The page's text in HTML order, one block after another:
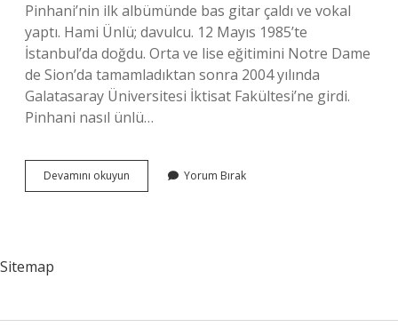
Pinhani’nin ilk albümünde bas gitar çaldı ve vokal
yaptı. Hami Ünlü; davulcu. 12 Mayıs 1985’te
İstanbul’da doğdu. Orta ve lise eğitimini Notre Dame
de Sion’da tamamladıktan sonra 2004 yılında
Galatasaray Üniversitesi İktisat Fakültesi’ne girdi.
Pinhani nasıl ünlü…
Devamını okuyun
Aslen
Yorum Bırak
Sitemap